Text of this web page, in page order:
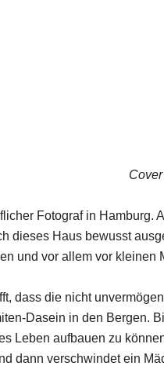
Fotograf in Hamburg.
dieses Haus bewusst
und vor allem vor
dass die nicht
Dasein in den Bergen.
Leben aufbauen zu
dann verschwindet ein